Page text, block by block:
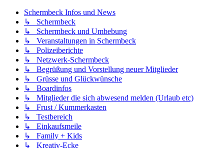
Schermbeck Infos und News
↳ Schermbeck
↳ Schermbeck und Umbebung
↳ Veranstaltungen in Schermbeck
↳ Polizeiberichte
↳ Netzwerk-Schermbeck
↳ Begrüßung und Vorstellung neuer Mitglieder
↳ Grüsse und Glückwünsche
↳ Boardinfos
↳ Mitglieder die sich abwesend melden (Urlaub etc)
↳ Frust / Kummerkasten
↳ Testbereich
↳ Einkaufsmeile
↳ Family + Kids
↳ Kreativ-Ecke